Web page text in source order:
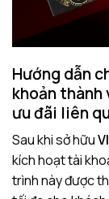
Hướng dẫn
khoản thành
ưu đãi liên
Sau khi sở hữu
kích hoạt tài
trình này được